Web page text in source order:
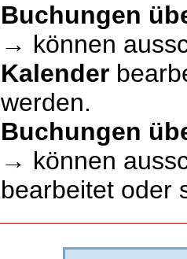
Buchungen
→ können
Kalender
werden.
Buchungen
→ können
bearbeitet oder